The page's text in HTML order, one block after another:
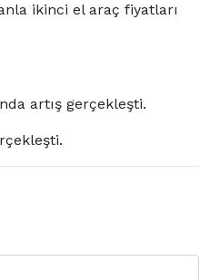
ikinci el araç fiyatları
artış gerçekleşti.